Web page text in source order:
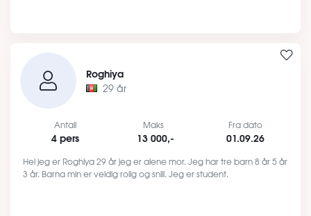
Roghiya
29 år
Antall
4 pers
Maks
13 000,-
Fra dato
01.09.26
Hei jeg er Roghiya 29 år jeg er alene mor. Jeg har tre barn 8 år 5 år
3 år. Barna min er veldig rolig og snill. Jeg er student.